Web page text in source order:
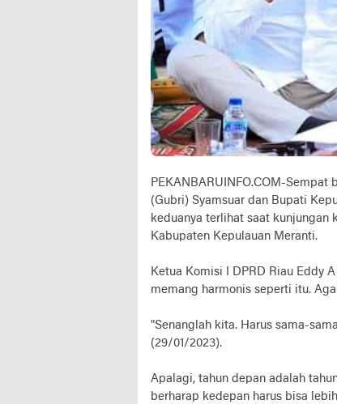
PEKANBARUINFO.COM-
(Gubri) Syamsuar dan Bupati
keduanya terlihat saat kunjungan
Kabupaten Kepulauan Meranti.
Ketua Komisi I DPRD Riau Eddy
memang harmonis seperti itu.
"Senanglah kita. Harus sama-
(29/01/2023).
Apalagi, tahun depan adalah
berharap kedepan harus bisa